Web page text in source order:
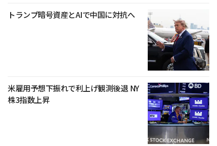
トランプ暗号資産とAIで中国に対抗へ
米雇用予想下振れで利上げ観測後退 NY
株3指数上昇